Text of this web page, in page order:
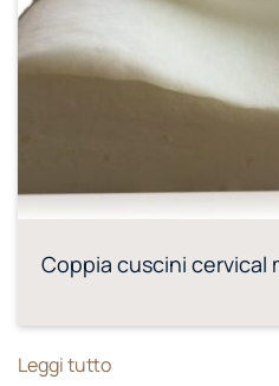
Coppia cuscini cervical
Leggi tutto